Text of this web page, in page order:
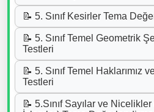
📝 5. Sınıf Kesirler Tema
📝 5. Sınıf Temel Geometrik
Testleri
📝 5. Sınıf Temel Haklarımız
Testleri
📝 5.Sınıf Sayılar ve